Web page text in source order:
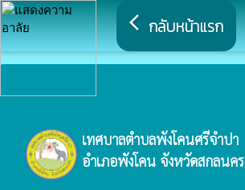
arrow_back_ios กลับหน้าแรก
เทศบาลตำบลพังโคนศรีจำปา
อำเภอพังโคน จังหวัดสกลนคร